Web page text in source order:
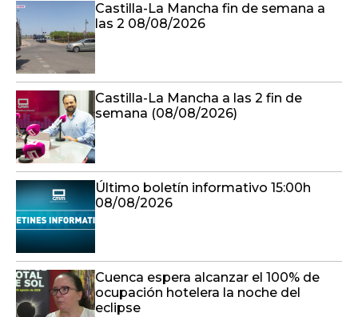
Castilla-La Mancha fin de semana a
las 2 08/08/2026
Castilla-La Mancha a las 2 fin de
semana (08/08/2026)
Último boletín informativo 15:00h
08/08/2026
Cuenca espera alcanzar el 100% de
ocupación hotelera la noche del
eclipse